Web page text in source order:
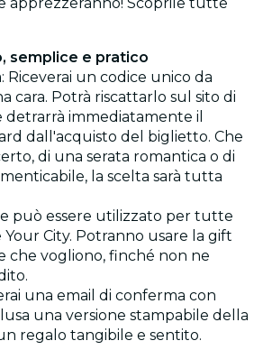
apprezzeranno! Scoprile tutte
semplice e pratico
Riceverai un codice unico da
cara. Potrà riscattarlo sul sito di
detrarrà immediatamente il
dall'acquisto del biglietto. Che
di una serata romantica o di
la scelta sarà tutta
può essere utilizzato per tutte
Your City. Potranno usare la gift
vogliono, finché non ne
una email di conferma con
una versione stampabile della
regalo tangibile e sentito.